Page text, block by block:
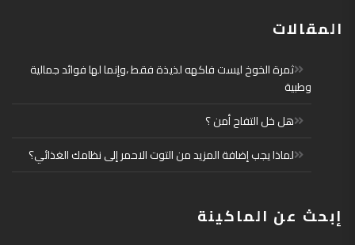
المقالات
ثمرة الخوخ ليست فاكهه لذيذة فقط ،وإنما لها فوائد جمالية
وطبية
هل خل التفاح أمن ؟
لماذا يجب إضافة المزيد من التوت الاحمر إلى نظامك الغذائي؟
إبحث عن الماكينة